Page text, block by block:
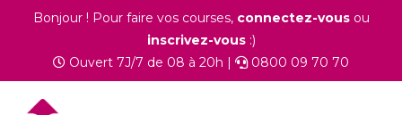
Bonjour ! Pour faire vos courses, connectez-vousou
inscrivez-vous:)
Ouvert 7J/7 de 08 à 20h |
0800 09 70 70